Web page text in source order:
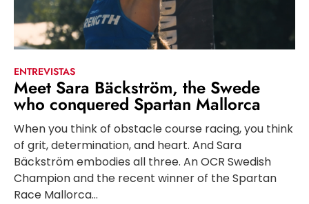
ENTREVISTAS
Meet Sara Bäckström, the Swede
who conquered Spartan Mallorca
When you think of obstacle course racing, you think
of grit, determination, and heart. And Sara
Bäckström embodies all three. An OCR Swedish
Champion and the recent winner of the Spartan
Race Mallorca...